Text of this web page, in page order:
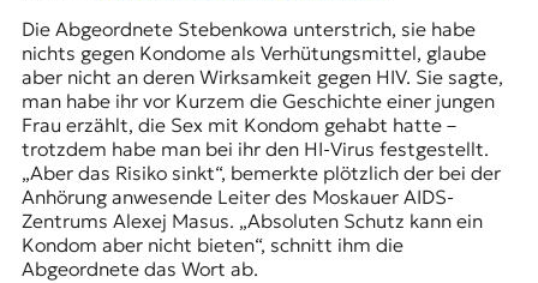
Die Abgeordnete Stebenkowa unterstrich, sie habe
nichts gegen Kondome als Verhütungsmittel, glaube
aber nicht an deren Wirksamkeit gegen HIV. Sie sagte,
man habe ihr vor Kurzem die Geschichte einer jungen
Frau erzählt, die Sex mit Kondom gehabt hatte –
trotzdem habe man bei ihr den HI-Virus festgestellt.
„Aber das Risiko sinkt“, bemerkte plötzlich der bei der
Anhörung anwesende Leiter des Moskauer AIDS-
Zentrums Alexej Masus. „Absoluten Schutz kann ein
Kondom aber nicht bieten“, schnitt ihm die
Abgeordnete das Wort ab.